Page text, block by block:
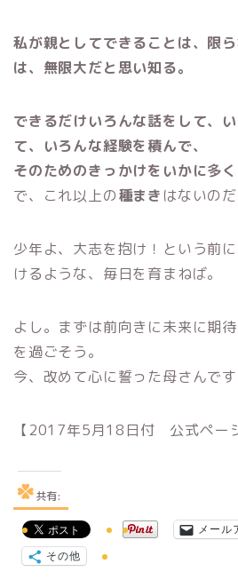
私が親としてできることは、限
は、無限大だと思い知る。
できるだけいろんな話をして、
て、いろんな経験を積んで、
そのためのきっかけをいかに多
で、これ以上の種まき はないのだ
少年よ、大志を抱け！という前に
けるような、毎日を育まねば。
よし。まずは前向きに未来に期
を過ごそう。
今、改めて心に誓った母さんです
【2017年5月18日付 公式ペー
共有:
メール
その他